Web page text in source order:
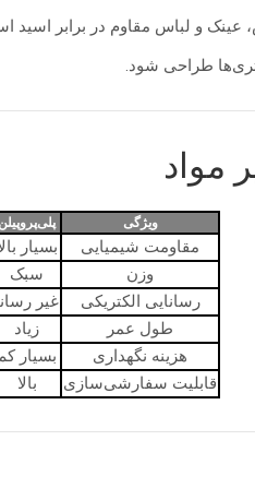
عینک و لباس مقاوم در برابر اسید
طراحی شود.
مواد
ویژگی پلی‌پروپیلن
مقاومت شیمیایی بسیار
وزن
سبک
رسانایی الکتریکی
غیر
طول عمر
زیاد
هزینه نگهداری
بسیار
قابلیت سفارشی‌سازی
بالا